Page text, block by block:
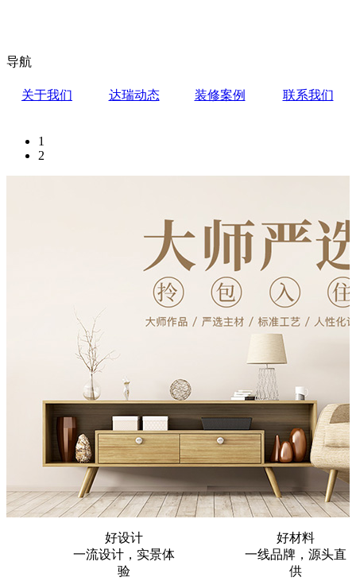
导航
关于我们 达瑞动态 装修案例 联系我们
1
2
好设计
一流设计，实景体
验
好材料
一线品牌，源头直
供